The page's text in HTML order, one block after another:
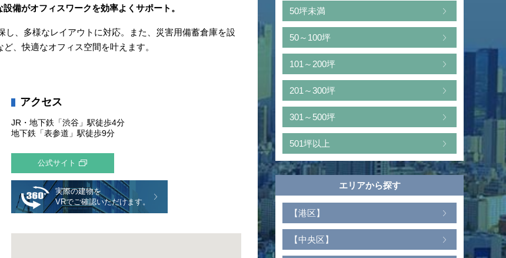
備がオフィスワークを効率よくサポート。
、多様なレイアウトに対応。また、災害用備蓄倉庫を設
、快適なオフィス空間を叶えます。
アクセス
JR・地下鉄「渋谷」駅徒歩4分
地下鉄「表参道」駅徒歩9分
公式サイト
実際の建物を
VRでご確認いただけます。
50坪未満
50～100坪
101～200坪
201～300坪
301～500坪
501坪以上
エリアから探す
【港区】
【中央区】